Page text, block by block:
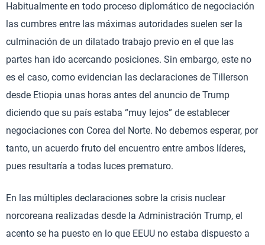
Habitualmente en todo proceso diplomático de negociación
las cumbres entre las máximas autoridades suelen ser la
culminación de un dilatado trabajo previo en el que las
partes han ido acercando posiciones. Sin embargo, este no
es el caso, como evidencian las declaraciones de Tillerson
desde Etiopia unas horas antes del anuncio de Trump
diciendo que su país estaba “muy lejos” de establecer
negociaciones con Corea del Norte. No debemos esperar, por
tanto, un acuerdo fruto del encuentro entre ambos líderes,
pues resultaría a todas luces prematuro.
En las múltiples declaraciones sobre la crisis nuclear
norcoreana realizadas desde la Administración Trump, el
acento se ha puesto en lo que EEUU no estaba dispuesto a